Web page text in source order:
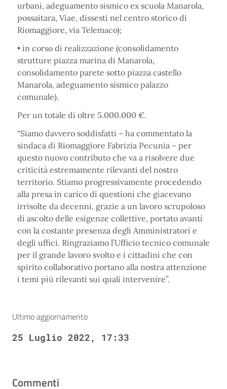
urbani, adeguamento sismico ex scuola Manarola,
possaitara, Viae, dissesti nel centro storico di
Riomaggiore, via Telemaco);
• in corso di realizzazione (consolidamento
strutture piazza marina di Manarola,
consolidamento parete sotto piazza castello
Manarola, adeguamento sismico palazzo
comunale).
Per un totale di oltre 5.000.000 €.
“Siamo davvero soddisfatti – ha commentato la
sindaca di Riomaggiore Fabrizia Pecunia – per
questo nuovo contributo che va a risolvere due
criticità estremamente rilevanti del nostro
territorio. Stiamo progressivamente procedendo
alla presa in carico di questioni che giacevano
irrisolte da decenni, grazie a un lavoro scrupoloso
di ascolto delle esigenze collettive, portato avanti
con la costante presenza degli Amministratori e
degli uffici. Ringraziamo l’Ufficio tecnico comunale
per il grande lavoro svolto e i cittadini che con
spirito collaborativo portano alla nostra attenzione
i temi più rilevanti sui quali intervenire”.
Ultimo aggiornamento
25 Luglio 2022, 17:33
Commenti